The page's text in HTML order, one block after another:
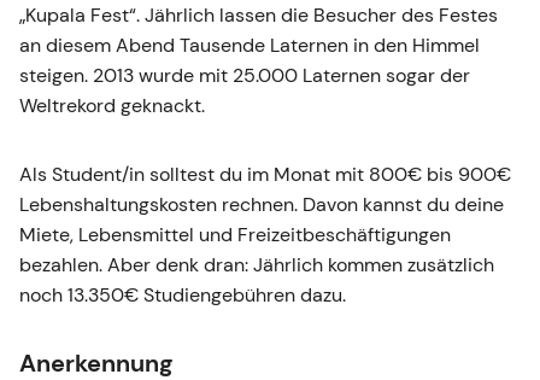
„Kupala Fest“. Jährlich lassen die Besucher des Festes
an diesem Abend Tausende Laternen in den Himmel
steigen. 2013 wurde mit 25.000 Laternen sogar der
Weltrekord geknackt.
Als Student/in solltest du im Monat mit 800€ bis 900€
Lebenshaltungskosten rechnen. Davon kannst du deine
Miete, Lebensmittel und Freizeitbeschäftigungen
bezahlen. Aber denk dran: Jährlich kommen zusätzlich
noch 13.350€ Studiengebühren dazu.
Anerkennung